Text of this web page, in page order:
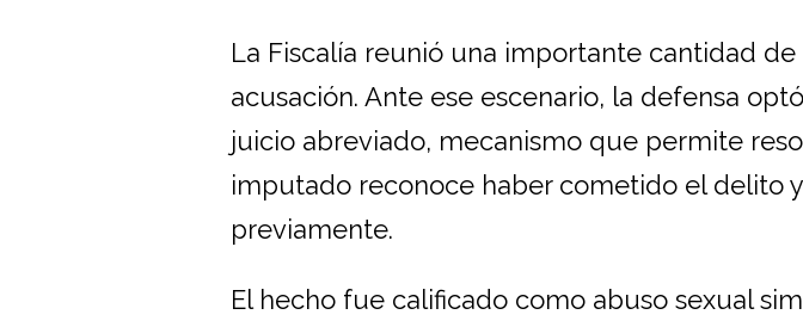
La Fiscalía reunió una importante cantidad
acusación. Ante ese escenario, la defensa
juicio abreviado, mecanismo que permite
imputado reconoce haber cometido el delito
previamente.
El hecho fue calificado como abuso sexual